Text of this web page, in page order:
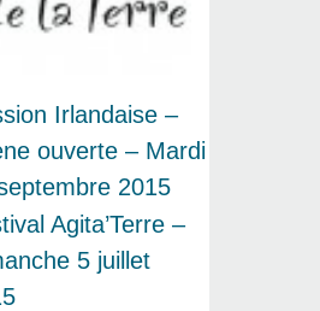
Irlandaise –
ouverte – Mardi
2015
Agita’Terre –
5 juillet